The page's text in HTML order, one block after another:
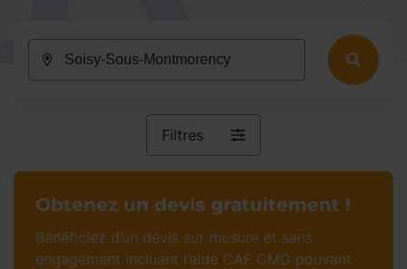
Filtres
Obtenez un devis gratuitement !
Bénéficiez d’un devis sur mesure et sans
engagement incluant l’aide CAF CMG pouvant